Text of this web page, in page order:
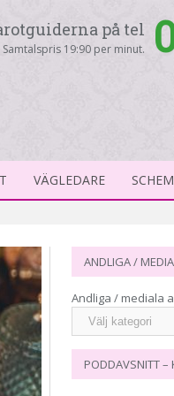
på tel
Samtalspris 19:90 per minut.
VÄGLEDARE
ANDLIGA /
Andliga / mediala
PODDAVSNITT –